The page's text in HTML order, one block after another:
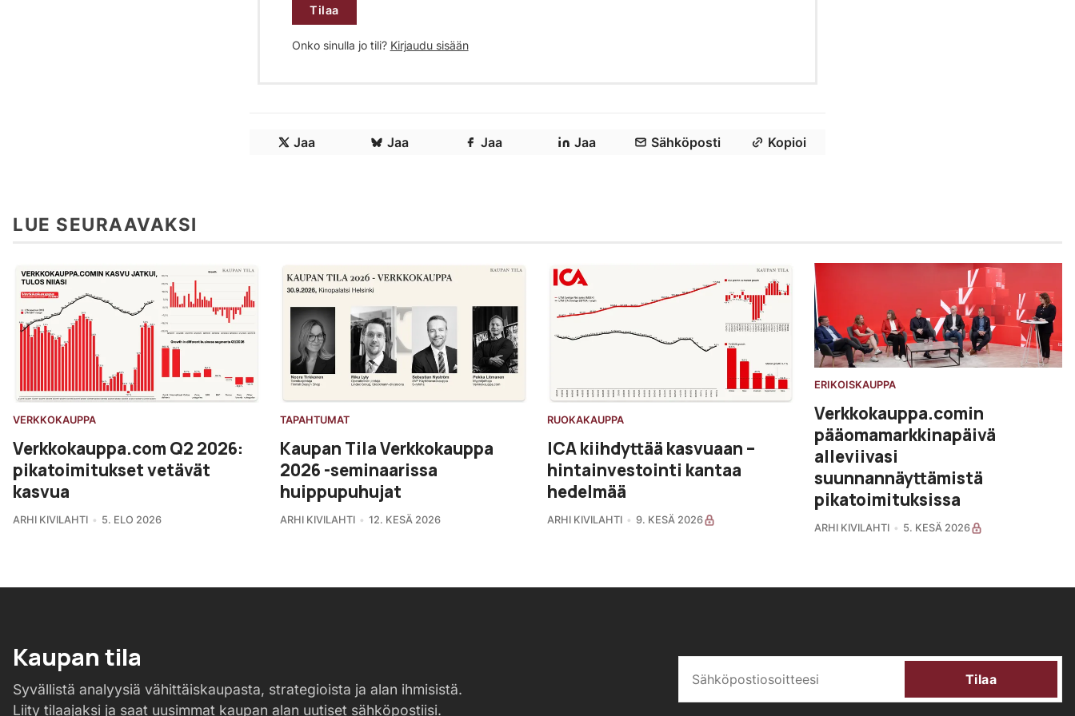
Tilaa
Onko sinulla jo tili? Kirjaudu sisään
Jaa Jaa Jaa Jaa Sähköposti Kopioi
LUE SEURAAVAKSI
VERKKOKAUPPA
Verkkokauppa.com Q2 2026:
pikatoimitukset vetävät
kasvua
ARHI KIVILAHTI 5. ELO 2026
TAPAHTUMAT
Kaupan Tila Verkkokauppa
2026 -seminaarissa
huippupuhujat
ARHI KIVILAHTI 12. KESÄ 2026
RUOKAKAUPPA
ICA kiihdyttää kasvuaan –
hintainvestointi kantaa
hedelmää
ARHI KIVILAHTI 9. KESÄ 2026
ERIKOISKAUPPA
Verkkokauppa.comin
pääomamarkkinapäivä
alleviivasi
suunnannäyttämistä
pikatoimituksissa
ARHI KIVILAHTI 5. KESÄ 2026
Kaupan tila
Syvällistä analyysiä vähittäiskaupasta, strategioista ja alan ihmisistä.
Liity tilaajaksi ja saat uusimmat kaupan alan uutiset sähköpostiisi.
Tilaa